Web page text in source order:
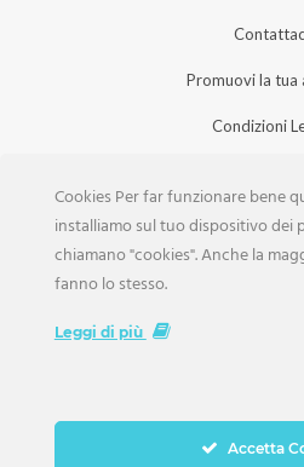
Promuovi la tua
Condizioni
Iscrizione
Scarica la
Cookies Per far funzionare bene
installiamo sul tuo dispositivo dei
chiamano "cookies". Anche la
fanno lo stesso.
Leggi di più
Accetta